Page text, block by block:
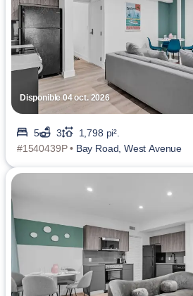
Disponible 04 oct. 2026
5 3
1,798 pi².
#1540439P • Bay Road, West Avenue